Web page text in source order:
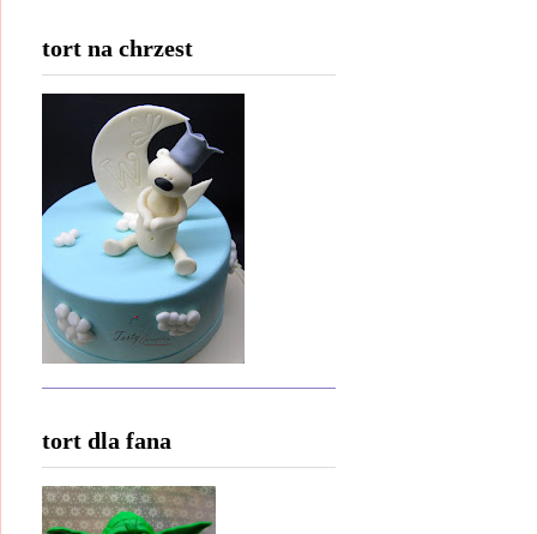
tort na chrzest
tort dla fana